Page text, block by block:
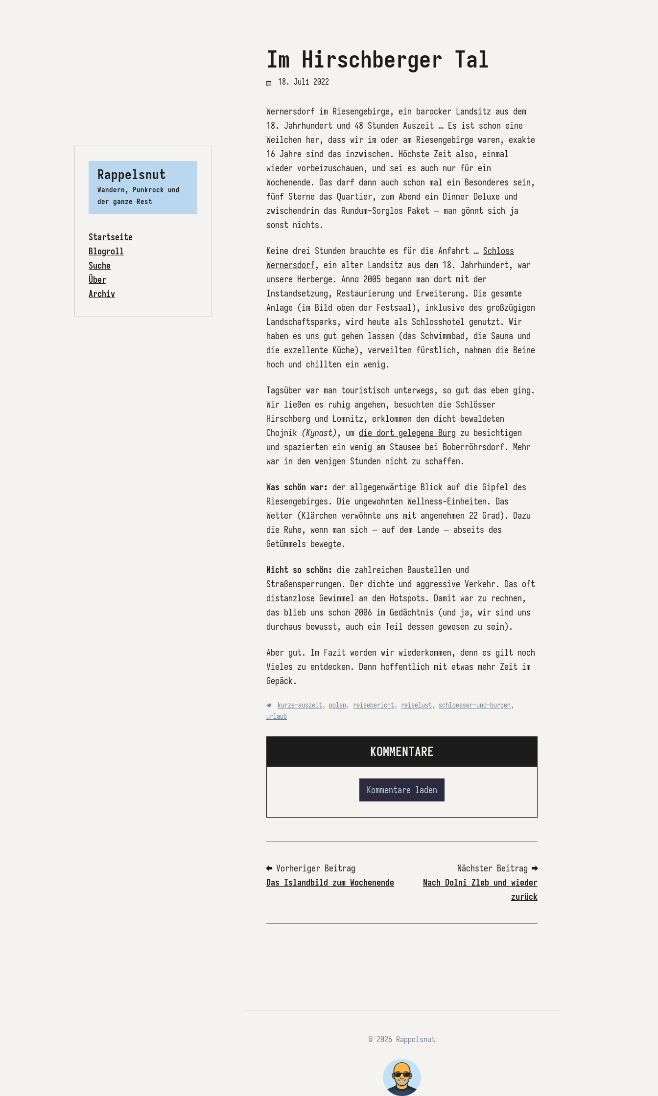
Rappelsnut
Wandern, Punkrock und
der ganze Rest
Startseite
Blogroll
Suche
Über
Archiv
Im Hirschberger Tal
18. Juli 2022
Wernersdorf im Riesengebirge, ein barocker Landsitz aus dem
18. Jahrhundert und 48 Stunden Auszeit … Es ist schon eine
Weilchen her, dass wir im oder am Riesengebirge waren, exakte
16 Jahre sind das inzwischen. Höchste Zeit also, einmal
wieder vorbeizuschauen, und sei es auch nur für ein
Wochenende. Das darf dann auch schon mal ein Besonderes sein,
fünf Sterne das Quartier, zum Abend ein Dinner Deluxe und
zwischendrin das Rundum-Sorglos Paket – man gönnt sich ja
sonst nichts.
Keine drei Stunden brauchte es für die Anfahrt … Schloss
Wernersdorf, ein alter Landsitz aus dem 18. Jahrhundert, war
unsere Herberge. Anno 2005 begann man dort mit der
Instandsetzung, Restaurierung und Erweiterung. Die gesamte
Anlage (im Bild oben der Festsaal), inklusive des großzügigen
Landschaftsparks, wird heute als Schlosshotel genutzt. Wir
haben es uns gut gehen lassen (das Schwimmbad, die Sauna und
die exzellente Küche), verweilten fürstlich, nahmen die Beine
hoch und chillten ein wenig.
Tagsüber war man touristisch unterwegs, so gut das eben ging.
Wir ließen es ruhig angehen, besuchten die Schlösser
Hirschberg und Lomnitz, erklommen den dicht bewaldeten
Chojnik (Kynast), um die dort gelegene Burg zu besichtigen
und spazierten ein wenig am Stausee bei Boberröhrsdorf. Mehr
war in den wenigen Stunden nicht zu schaffen.
Was schön war: der allgegenwärtige Blick auf die Gipfel des
Riesengebirges. Die ungewohnten Wellness-Einheiten. Das
Wetter (Klärchen verwöhnte uns mit angenehmen 22 Grad). Dazu
die Ruhe, wenn man sich – auf dem Lande – abseits des
Getümmels bewegte.
Nicht so schön: die zahlreichen Baustellen und
Straßensperrungen. Der dichte und aggressive Verkehr. Das oft
distanzlose Gewimmel an den Hotspots. Damit war zu rechnen,
das blieb uns schon 2006 im Gedächtnis (und ja, wir sind uns
durchaus bewusst, auch ein Teil dessen gewesen zu sein).
Aber gut. Im Fazit werden wir wiederkommen, denn es gilt noch
Vieles zu entdecken. Dann hoffentlich mit etwas mehr Zeit im
Gepäck.
kurze-auszeit, polen, reisebericht, reiselust, schloesser-und-burgen,
urlaub
KOMMENTARE
Kommentare laden
⬅ Vorheriger Beitrag
Das Islandbild zum Wochenende
Nächster Beitrag ➡
Nach Dolni Zleb und wieder
zurück
© 2026 Rappelsnut